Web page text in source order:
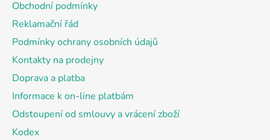
Obchodní podmínky
Reklamační řád
Podmínky ochrany osobních údajů
Kontakty na prodejny
Doprava a platba
Informace k on-line platbám
Odstoupení od smlouvy a vrácení zboží
Kodex